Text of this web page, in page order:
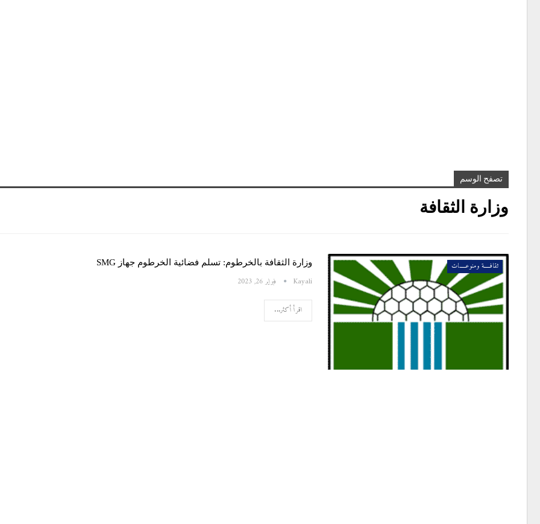
تصفح الوسم
وزارة الثقافة
ثقافـــــة ومنوعـــــات وزارة الثقافة بالخرطوم: تسلم فضائية الخرطوم جهاز SMG
Kayali فبراير 26, 2023
اقرأ أكثر...